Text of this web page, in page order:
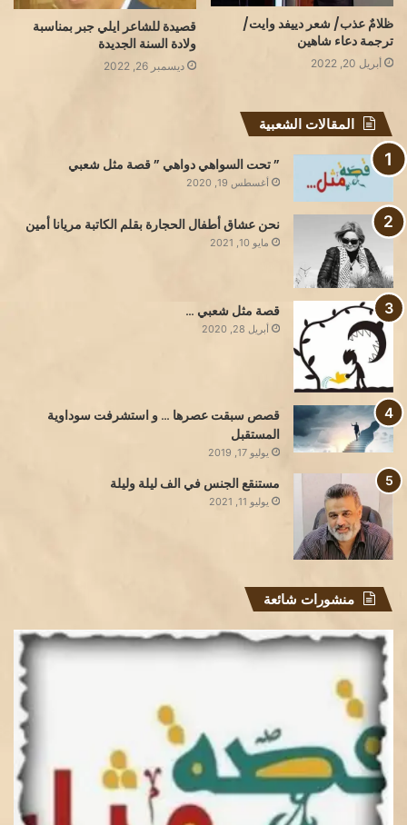
ظلامٌ عذب/ شعر دييفد وايت/
ترجمة دعاء شاهين
أبريل 20, 2022
قصيدة للشاعر ايلي جبر بمناسبة
ولادة السنة الجديدة
ديسمبر 26, 2022
المقالات الشعبية
” تحت السواهي دواهي ” قصة مثل شعبي
أغسطس 19, 2020
نحن عشاق أطفال الحجارة بقلم الكاتبة مريانا أمين
مايو 10, 2021
قصة مثل شعبي …
أبريل 28, 2020
قصص سبقت عصرها … و استشرفت سوداوية
المستقبل
يوليو 17, 2019
مستنقع الجنس في الف ليلة وليلة
يوليو 11, 2021
منشورات شائعة